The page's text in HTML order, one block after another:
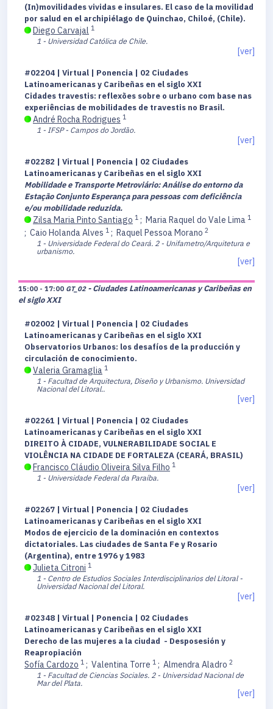
(In)movilidades vividas e insulares. El caso de la movilidad
por salud en el archipiélago de Quinchao, Chiloé, (Chile).
Diego Carvajal 1
1 - Universidad Católica de Chile.
[ver]
#02204 | Virtual | Ponencia | 02 Ciudades
Latinoamericanas y Caribeñas en el siglo XXI
Cidades travestis: reflexões sobre o urbano com base nas
experiências de mobilidades de travestis no Brasil.
André Rocha Rodrigues 1
1 - IFSP - Campos do Jordão.
[ver]
#02282 | Virtual | Ponencia | 02 Ciudades
Latinoamericanas y Caribeñas en el siglo XXI
Mobilidade e Transporte Metroviário: Análise do entorno da
Estação Conjunto Esperança para pessoas com deficiência
e/ou mobilidade reduzida.
Zilsa Maria Pinto Santiago 1 ; Maria Raquel do Vale Lima 1
; Caio Holanda Alves 1 ; Raquel Pessoa Morano 2
1 - Universidade Federal do Ceará. 2 - Unifametro/Arquitetura e
urbanismo.
[ver]
15:00 - 17:00 GT_02 - Ciudades Latinoamericanas y Caribeñas en
el siglo XXI
#02002 | Virtual | Ponencia | 02 Ciudades
Latinoamericanas y Caribeñas en el siglo XXI
Observatorios Urbanos: los desafíos de la producción y
circulación de conocimiento.
Valeria Gramaglia 1
1 - Facultad de Arquitectura, Diseño y Urbanismo. Universidad
Nacional del Litoral..
[ver]
#02261 | Virtual | Ponencia | 02 Ciudades
Latinoamericanas y Caribeñas en el siglo XXI
DIREITO À CIDADE, VULNERABILIDADE SOCIAL E
VIOLÊNCIA NA CIDADE DE FORTALEZA (CEARÁ, BRASIL)
Francisco Cláudio Oliveira Silva Filho 1
1 - Universidade Federal da Paraíba.
[ver]
#02267 | Virtual | Ponencia | 02 Ciudades
Latinoamericanas y Caribeñas en el siglo XXI
Modos de ejercicio de la dominación en contextos
dictatoriales. Las ciudades de Santa Fe y Rosario
(Argentina), entre 1976 y 1983
Julieta Citroni 1
1 - Centro de Estudios Sociales Interdisciplinarios del Litoral -
Universidad Nacional del Litoral.
[ver]
#02348 | Virtual | Ponencia | 02 Ciudades
Latinoamericanas y Caribeñas en el siglo XXI
Derecho de las mujeres a la ciudad - Desposesión y
Reapropiación
Sofía Cardozo 1 ; Valentina Torre 1 ; Almendra Aladro 2
1 - Facultad de Ciencias Sociales. 2 - Universidad Nacional de
Mar del Plata.
[ver]